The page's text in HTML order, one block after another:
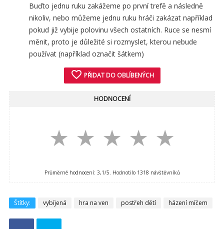
Buďto jednu ruku zakážeme po první trefě a následně
nikoliv, nebo můžeme jednu ruku hráči zakázat například
pokud již vybije polovinu všech ostatních. Ruce se nesmí
měnit, proto je důležité si rozmyslet, kterou nebude
používat (například označit šátkem)
favorite_border PŘIDAT DO OBLÍBENÝCH
HODNOCENÍ
★
★
★
★
★
Průměrné hodnocení: 3,1/5. Hodnotilo 1318 návštěvníků
Štítky: vybíjená hra na ven postřeh dětí házení míčem